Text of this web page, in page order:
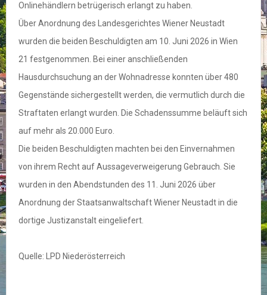
Onlinehändlern betrügerisch erlangt zu haben.
Über Anordnung des Landesgerichtes Wiener Neustadt
wurden die beiden Beschuldigten am 10. Juni 2026 in Wien
21 festgenommen. Bei einer anschließenden
Hausdurchsuchung an der Wohnadresse konnten über 480
Gegenstände sichergestellt werden, die vermutlich durch die
Straftaten erlangt wurden. Die Schadenssumme beläuft sich
auf mehr als 20.000 Euro.
Die beiden Beschuldigten machten bei den Einvernahmen
von ihrem Recht auf Aussageverweigerung Gebrauch. Sie
wurden in den Abendstunden des 11. Juni 2026 über
Anordnung der Staatsanwaltschaft Wiener Neustadt in die
dortige Justizanstalt eingeliefert.
Quelle: LPD Niederösterreich